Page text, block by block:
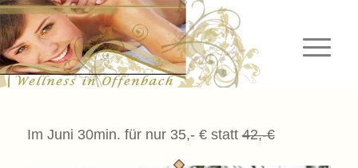
Im Juni 30min. für nur 35,- € statt42,-€